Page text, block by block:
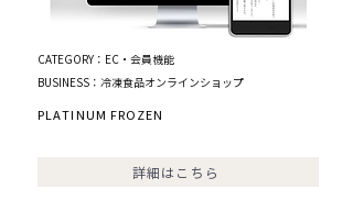
CATEGORY：EC・会員機能
BUSINESS：冷凍食品オンラインショップ
PLATINUM FROZEN
詳細はこちら